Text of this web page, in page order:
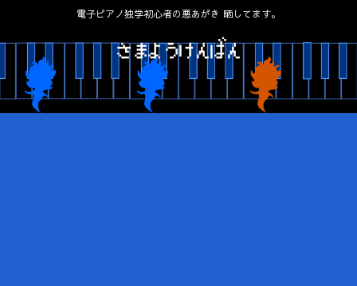
電子ピアノ独学初心者の悪あがき 晒してます。